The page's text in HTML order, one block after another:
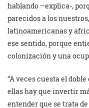
hablando –explica-,
parecidos a los
latinoamericanas y
ese sentido, porque
colonización y una
“A veces cuesta el
ellas hay que invertir
entender que se trata